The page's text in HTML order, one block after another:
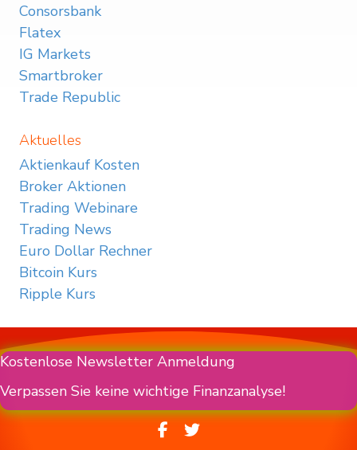
Consorsbank
Flatex
IG Markets
Smartbroker
Trade Republic
Aktuelles
Aktienkauf Kosten
Broker Aktionen
Trading Webinare
Trading News
Euro Dollar Rechner
Bitcoin Kurs
Ripple Kurs
Kostenlose Newsletter Anmeldung
Verpassen Sie keine wichtige Finanzanalyse!